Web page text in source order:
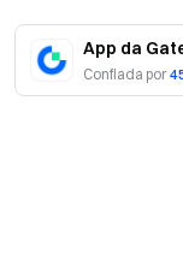
App da
Confiada por